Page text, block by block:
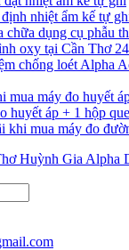
nhiệt ẩm kế tự
chữa dụng cụ phẫu
oxy tại Cần Thơ
chống loét Alpha
mua máy đo huyết
huyết áp + 1 hộp
khi mua máy đo
Huỳnh Gia Alpha